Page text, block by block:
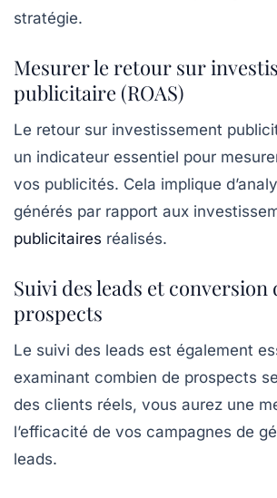
stratégie.
Mesurer le retour sur
publicitaire (ROAS)
Le retour sur investissement
un indicateur essentiel pour
vos publicités. Cela implique
générés par rapport aux
publicitaires réalisés.
Suivi des leads et conversion
prospects
Le suivi des leads est également
examinant combien de prospects
des clients réels, vous aurez une
l’efficacité de vos campagnes de
leads.